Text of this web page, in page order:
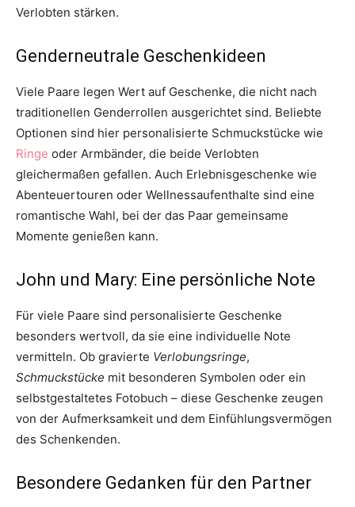
Verlobten stärken.
Genderneutrale Geschenkideen
Viele Paare legen Wert auf Geschenke, die nicht nach
traditionellen Genderrollen ausgerichtet sind. Beliebte
Optionen sind hier personalisierte Schmuckstücke wie
Ringe oder Armbänder, die beide Verlobten
gleichermaßen gefallen. Auch Erlebnisgeschenke wie
Abenteuertouren oder Wellnessaufenthalte sind eine
romantische Wahl, bei der das Paar gemeinsame
Momente genießen kann.
John und Mary: Eine persönliche Note
Für viele Paare sind personalisierte Geschenke
besonders wertvoll, da sie eine individuelle Note
vermitteln. Ob gravierte Verlobungsringe,
Schmuckstücke mit besonderen Symbolen oder ein
selbstgestaltetes Fotobuch – diese Geschenke zeugen
von der Aufmerksamkeit und dem Einfühlungsvermögen
des Schenkenden.
Besondere Gedanken für den Partner